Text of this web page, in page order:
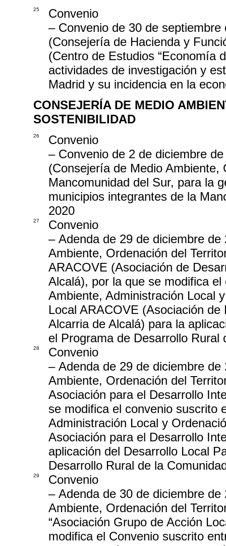
25
Convenio
– Convenio de 30 de
(Consejería de Hacienda y
(Centro de Estudios “Economía
actividades de investigación y
Madrid y su incidencia en la
CONSEJERÍA DE MEDIO
SOSTENIBILIDAD
26
Convenio
– Convenio de 2 de diciembre
(Consejería de Medio Ambiente,
Mancomunidad del Sur, para la
municipios integrantes de la
2020
27
Convenio
– Adenda de 29 de diciembre
Ambiente, Ordenación del
ARACOVE (Asociación de
Alcalá), por la que se modifica
Ambiente, Administración Local
Local ARACOVE (Asociación
Alcarria de Alcalá) para la
el Programa de Desarrollo
28
Convenio
– Adenda de 29 de diciembre
Ambiente, Ordenación del
Asociación para el Desarrollo
se modifica el convenio suscrito
Administración Local y
Asociación para el Desarrollo
aplicación del Desarrollo Local
Desarrollo Rural de la
29
Convenio
– Adenda de 30 de diciembre
Ambiente, Ordenación del
“Asociación Grupo de Acción
modifica el Convenio suscrito